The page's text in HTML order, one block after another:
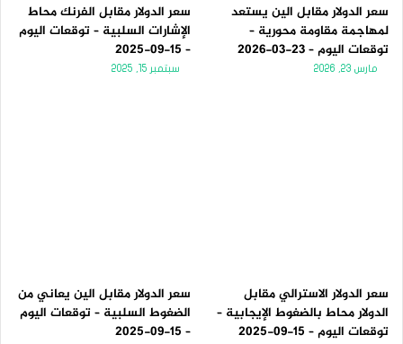
سعر الدولار مقابل الين يستعد
لمهاجمة مقاومة محورية –
توقعات اليوم – 23-03-2026
مارس 23, 2026
سعر الدولار مقابل الفرنك محاط
الإشارات السلبية – توقعات اليوم
– 15-09-2025
سبتمبر 15, 2025
سعر الدولار الاسترالي مقابل
الدولار محاط بالضغوط الإيجابية –
توقعات اليوم – 15-09-2025
سعر الدولار مقابل الين يعاني من
الضغوط السلبية – توقعات اليوم
– 15-09-2025